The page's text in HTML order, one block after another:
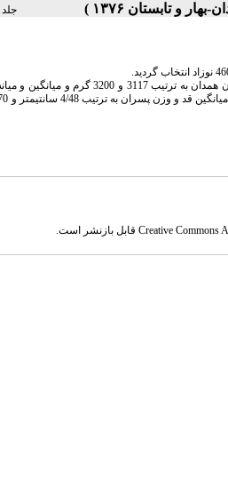
جلد ۴ شماره ۲
نتایج حاصل از اطلاعات نشان داد که 10% نوزادان مذکور وزن کمتر از 2500 گرم داشتند. میانگین و
Creative Commonsقابل بازنشر است.